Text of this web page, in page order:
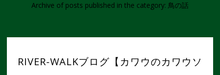
Archive of posts published in the category: 鳥の話
RIVER-WALKブログ【カワウのカワウソ